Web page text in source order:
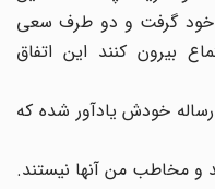
گرفت و دو طرف سعی
بیرون کنند این اتفاق
خودش یادآور شده که
و مخاطب من آنها نیستند.